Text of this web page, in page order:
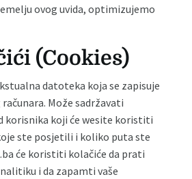
ovog uvida, optimizujemo
(Cookies)
datoteka koja se zapisuje
računara. Može sadržavati
korisnika koji će wesite koristiti
ste posjetili i koliko puta ste
će koristiti kolačiće da prati
i da zapamti vaše